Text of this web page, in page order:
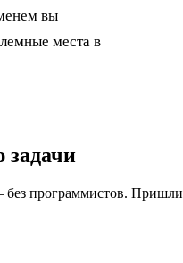
вы
места в
программистов.